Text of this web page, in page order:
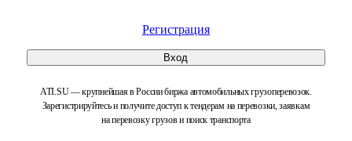
Регистрация
Вход
ATI.SU — крупнейшая в России биржа автомобильных грузоперевозок.
Зарегистрируйтесь и получите доступ к тендерам на перевозки, заявкам
на перевозку грузов и поиск транспорта